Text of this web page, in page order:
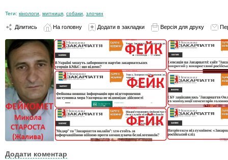
Теги: кінологи митниця собаки злочин
Ділитись На головну Додати в закладки Версія для друку
Додати коментар